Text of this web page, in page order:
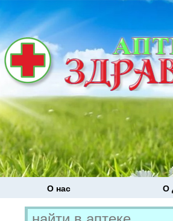
О нас О